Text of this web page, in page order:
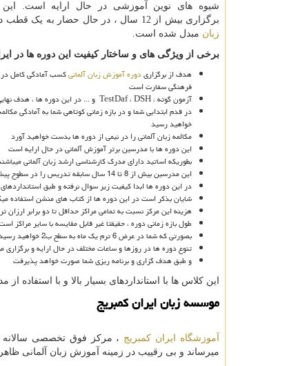
شیوه های نوین آموزشی در حال ارایه است.
برگزاری بیش از 12 سال ، در حال حضار به یک قطب در صنعت
زبان مبدل شده است.
برخی از ویژگی های و ساختار کیفیت این دوره ها در
هدف از برگزاریدوره آموزش زبان آلمانیکسب آمادگی کامل
فرهنگی سفارت است
آزمون گوته ،DSH،TestDaf و ... در این دوره ها ، هدف
در قدم ابتدایی شما و در بازه زمانی کوتاهی شما به آمادگی
خواهید رسید
مکالمه زبان آلمانی را در نیمی از دوره ها بدست خواهید آورد
این دوره ها با مدرسین برتر آموزش آلمانی در حال ارایه است
بطوریکه اساتید دارای مدرک کارشناسی ارشد زبان آلمانی
این مدرسین بیش از 8 تا 14 سال سابقه تدریس را در سطوح پیشرفته را دارا هستند
در این دوره ها ابدا کیفیت زیر سوال نرفته و طبق
شایان بذکر است در این دوره ها از کتاب های منشن استفاده
هزینه این مرکز نسبت به تمامی مراکز حداقل تا دو برابر ارزان
طول بازه زمانی دوره ، حقیقتا غیر قابل مقایسه با سایر مراکز
بصورتی که شما در عرض 6 ترم یک ماه به سطح ب2 خواهید رسید
تنوع دوره ها در روزها و ساعات مختلف در حال ارایه و برگزاری
و طبق هدف گزاری و برنامه ریزی شما صورت خواهد پذیرفت
این کلاس ها با استانداردهای بسیار بالا و با استفاده از
موسسه زبان ایران کمبریج
آموزشگاه ایران کمبریج ، مرکز فوق تخصصی سالانه
میرساند و بی رقییب در زمینه آموزش زبان آلمانی